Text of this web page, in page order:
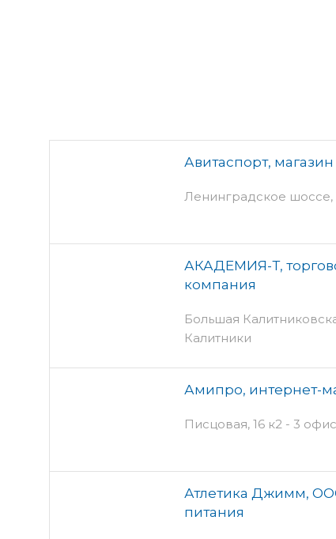
Авитаспорт,
Ленинградское шоссе,
АКАДЕМИЯ-Т,
компания
Большая
Калитники
Амипро, интернет-
Писцовая, 16 к2 - 3
Атлетика Джимм,
питания